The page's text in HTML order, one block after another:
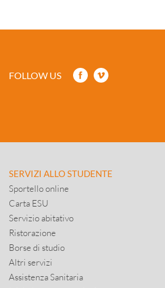
FOLLOW US
SERVIZI ALLO STUDENTE
Sportello online
Carta ESU
Servizio abitativo
Ristorazione
Borse di studio
Altri servizi
Assistenza Sanitaria